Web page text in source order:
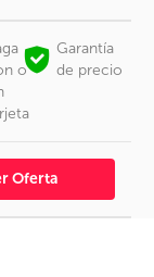
o
Garantía
de precio
Oferta